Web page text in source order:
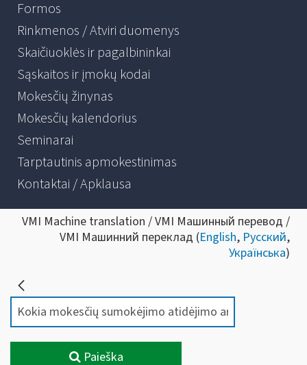
Formos
Rinkmenos / Atviri duomenys
Skaičiuoklės ir pagalbininkai
Sąskaitos ir įmokų kodai
Mokesčių žinynas
Mokesčių kalendorius
Seminarai
Tarptautinis apmokestinimas
Kontaktai / Apklausa
VMI Machine translation / VMI Машинный перевод /
VMI Машинний переклад (English, Русский,
Українська)
Paieška